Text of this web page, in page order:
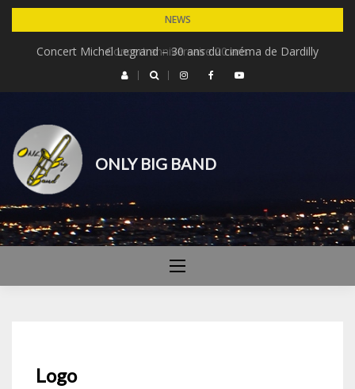
Skip
content
NEWS
Concert anniversaire 20 ans
Concert Michel Legrand – 30 ans du cinéma de Dardilly
ONLY BIG BAND
Logo